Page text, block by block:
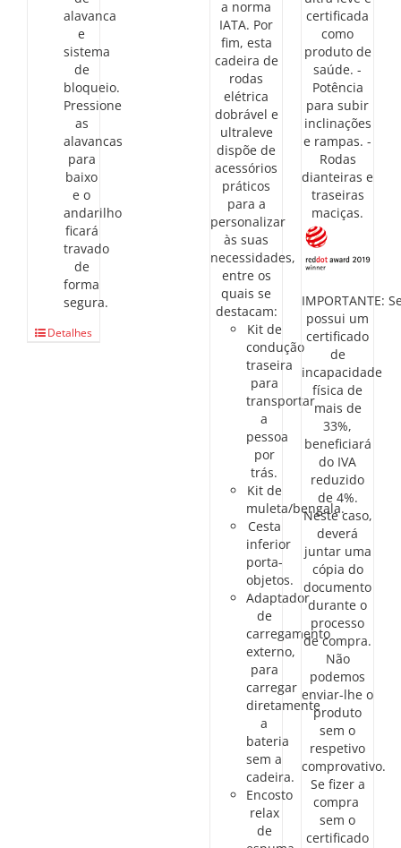
alavanca
e
sistema
de
bloqueio.
Pressione
as
alavancas
para
baixo
e o
andarilho
ficará
travado
de
forma
segura.
Detalhes
a norma
IATA. Por
fim, esta
cadeira de
rodas
elétrica
dobrável e
ultraleve
dispõe de
acessórios
práticos
para a
personalizar
às suas
necessidades,
entre os
quais se
destacam:
Kit de
condução
traseira
para
transportar
a
pessoa
por
trás.
Kit de
muleta/bengala.
Cesta
inferior
porta-
objetos.
Adaptador
de
carregamento
externo,
para
carregar
diretamente
a
bateria
sem a
cadeira.
Encosto
relax
de
certificada
como
produto de
saúde. -
Potência
para subir
inclinações
e rampas. -
Rodas
dianteiras e
traseiras
maciças.
IMPORTANTE:
possui um
certificado
de
incapacidade
física de
mais de
33%,
beneficiará
do IVA
reduzido
de 4%.
Neste caso,
deverá
juntar uma
cópia do
documento
durante o
processo
de compra.
Não
podemos
enviar-lhe o
produto
sem o
respetivo
comprovativo.
Se fizer a
compra
sem o
certificado